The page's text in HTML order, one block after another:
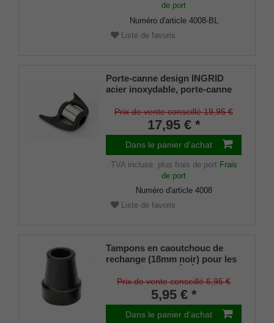
de port
Numéro d'article 4008-BL
Liste de favoris
Porte-canne design INGRID
acier inoxydable, porte-canne
22mm), caoutchouc souple
Prix de vente conseillé 19,95 €
17,95 € *
Dans le panier d'achat
TVA incluse. plus frais de port Frais
de port
Numéro d'article 4008
Liste de favoris
Tampons en caoutchouc de
rechange (18mm noir) pour les
(diamètre intérieur env. 18mm)
avec insert métallique (lot de 2
pièces)
Prix de vente conseillé 6,95 €
5,95 € *
Dans le panier d'achat